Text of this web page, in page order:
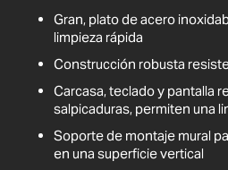
Gran, plato de acero
limpieza rápida
Construcción robusta
Carcasa, teclado y pantalla
salpicaduras, permiten una
Soporte de montaje mural
en una superficie vertical